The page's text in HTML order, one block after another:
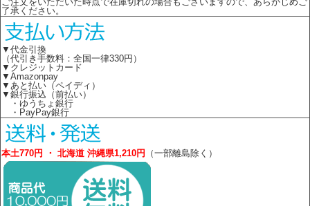
了承ください。
▼代金引換
（代引き手数料：全国一律330円）
▼クレジットカード
▼Amazonpay
▼あと払い（ペイディ）
▼銀行振込（前払い）
・ゆうちょ銀行
・PayPay銀行
本土770円 ・ 北海道 沖縄県1,210円 （一部離島除く）